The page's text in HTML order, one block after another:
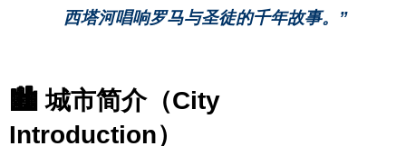
西塔河唱响罗马与圣徒的千年故事。”
🏙 城市简介（City
Introduction）